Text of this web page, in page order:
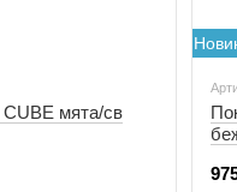
мята/св